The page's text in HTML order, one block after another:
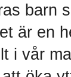
barn
är en
i vår